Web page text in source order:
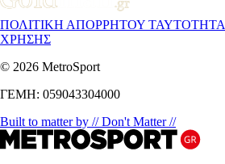
ΠΟΛΙΤΙΚΗ ΑΠΟΡΡΗΤΟΥ ΤΑΥΤΟΤΗΤΑ
ΧΡΗΣΗΣ
© 2026 MetroSport
ΓΕΜΗ: 059043304000
Built to matter by // Don't Matter //